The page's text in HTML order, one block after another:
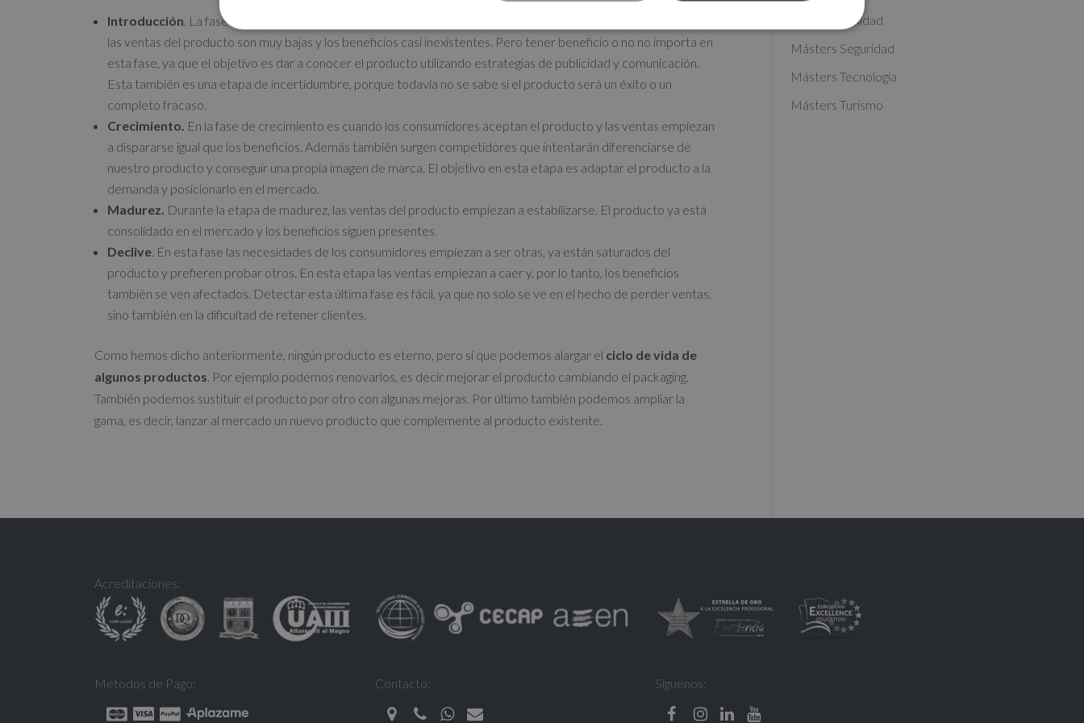
Introducción. La fase de la introducción corresponde al lanzamiento del producto al mercado. En este periodo
las ventas del producto son muy bajas y los beneficios casi inexistentes. Pero tener beneficio o no no importa en
esta fase, ya que el objetivo es dar a conocer el producto utilizando estrategias de publicidad y comunicación.
Esta también es una etapa de incertidumbre, porque todavía no se sabe si el producto será un éxito o un
completo fracaso.
Crecimiento. En la fase de crecimiento es cuando los consumidores aceptan el producto y las ventas empiezan
a dispararse igual que los beneficios. Además también surgen competidores que intentarán diferenciarse de
nuestro producto y conseguir una propia imagen de marca. El objetivo en esta etapa es adaptar el producto a la
demanda y posicionarlo en el mercado.
Madurez. Durante la etapa de madurez, las ventas del producto empiezan a estabilizarse. El producto ya está
consolidado en el mercado y los beneficios siguen presentes.
Declive. En esta fase las necesidades de los consumidores empiezan a ser otras, ya están saturados del
producto y prefieren probar otros. En esta etapa las ventas empiezan a caer y, por lo tanto, los beneficios
también se ven afectados. Detectar esta última fase es fácil, ya que no solo se ve en el hecho de perder ventas,
sino también en la dificultad de retener clientes.
Como hemos dicho anteriormente, ningún producto es eterno, pero sí que podemos alargar el ciclo de vida de
algunos productos. Por ejemplo podemos renovarlos, es decir mejorar el producto cambiando el packaging.
También podemos sustituir el producto por otro con algunas mejoras. Por último también podemos ampliar la
gama, es decir, lanzar al mercado un nuevo producto que complemente al producto existente.
Másters Sanidad
Másters Seguridad
Másters Tecnología
Másters Turismo
Acreditaciones:
Métodos de Pago: Contacto: Síguenos: